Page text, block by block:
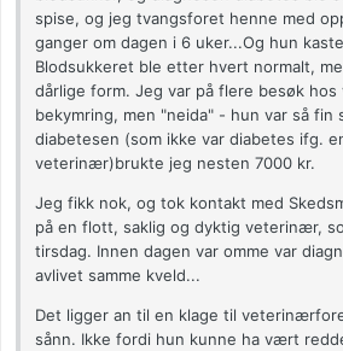
spise, og jeg tvangsforet henne med
ganger om dagen i 6 uker...Og hun
Blodsukkeret ble etter hvert normalt,
dårlige form. Jeg var på flere besøk
bekymring, men "neida" - hun var så fin
diabetesen (som ikke var diabetes ifg.
veterinær)brukte jeg nesten 7000 kr.
Jeg fikk nok, og tok kontakt med
på en flott, saklig og dyktig veterinær,
tirsdag. Innen dagen var omme var
avlivet samme kveld...
Det ligger an til en klage til
sånn. Ikke fordi hun kunne ha vært